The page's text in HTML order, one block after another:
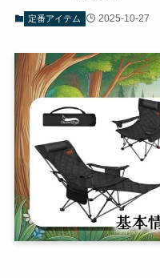
定番アイテム 2025-10-27